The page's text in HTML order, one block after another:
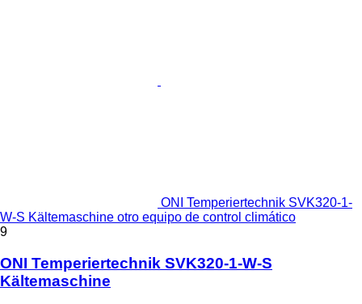
ONI Temperiertechnik SVK320-1-
W-S Kältemaschine otro equipo de control climático
9
ONI Temperiertechnik SVK320-1-W-S
Kältemaschine